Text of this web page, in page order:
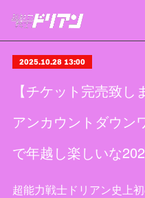
2025.10.28 13:00
【チケット完売致
アンカウントダウン
で年越し楽しいな
超能力戦士ドリアン史上